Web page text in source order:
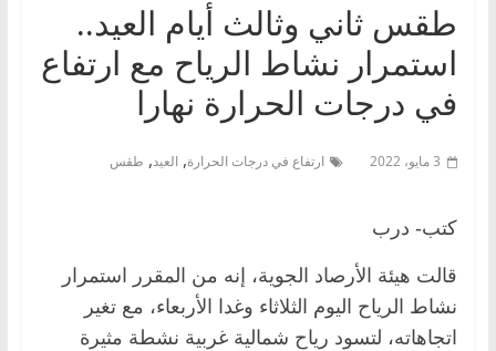
طقس ثاني وثالث أيام العيد..
استمرار نشاط الرياح مع ارتفاع
في درجات الحرارة نهارا
3 مايو، 2022 ارتفاع في درجات الحرارة, العيد, طقس
كتب- درب
قالت هيئة الأرصاد الجوية، إنه من المقرر استمرار
نشاط الرياح اليوم الثلاثاء وغدا الأربعاء، مع تغير
اتجاهاته، لتسود رياح شمالية غربية نشطة مثيرة